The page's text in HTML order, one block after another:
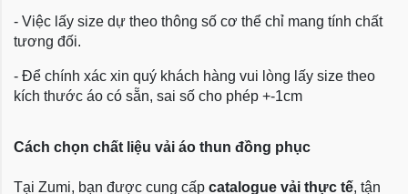
- Việc lấy size dự theo thông số cơ thể chỉ mang tính chất
tương đối.
- Để chính xác xin quý khách hàng vui lòng lấy size theo
kích thước áo có sẵn, sai số cho phép +-1cm
Cách chọn chất liệu vải áo thun đồng phục
Tại Zumi, bạn được cung cấp catalogue vải thực tế, tận